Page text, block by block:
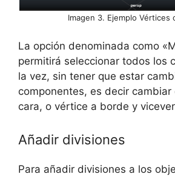
Imagen 3. Ejemplo Vértices
La opción denominada como
permitirá seleccionar todos los
la vez, sin tener que estar
componentes, es decir
cara, o vértice a borde y
Añadir divisiones
Para añadir divisiones a los